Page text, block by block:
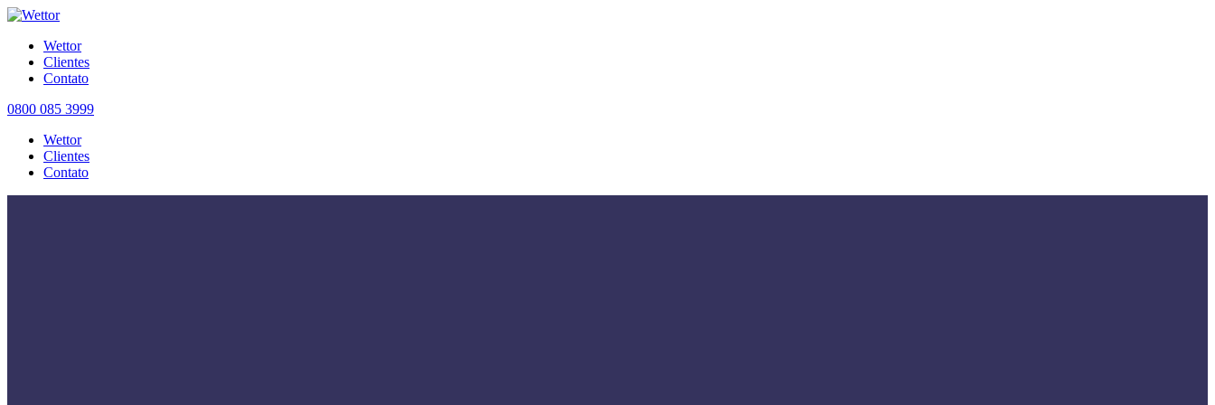
Wettor
Clientes
Contato
0800 085 3999
Wettor
Clientes
Contato